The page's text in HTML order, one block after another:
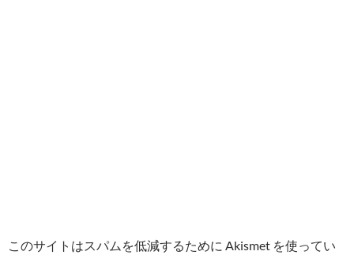
このサイトはスパムを低減するために Akismet を使ってい